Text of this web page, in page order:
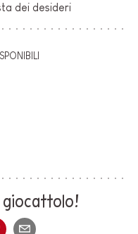
dei desideri
giocattolo!